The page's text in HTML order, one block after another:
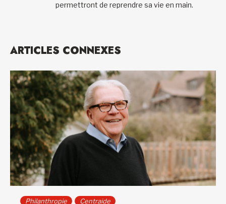
permettront de reprendre sa vie en main.
ARTICLES CONNEXES
Philanthropie Centraide